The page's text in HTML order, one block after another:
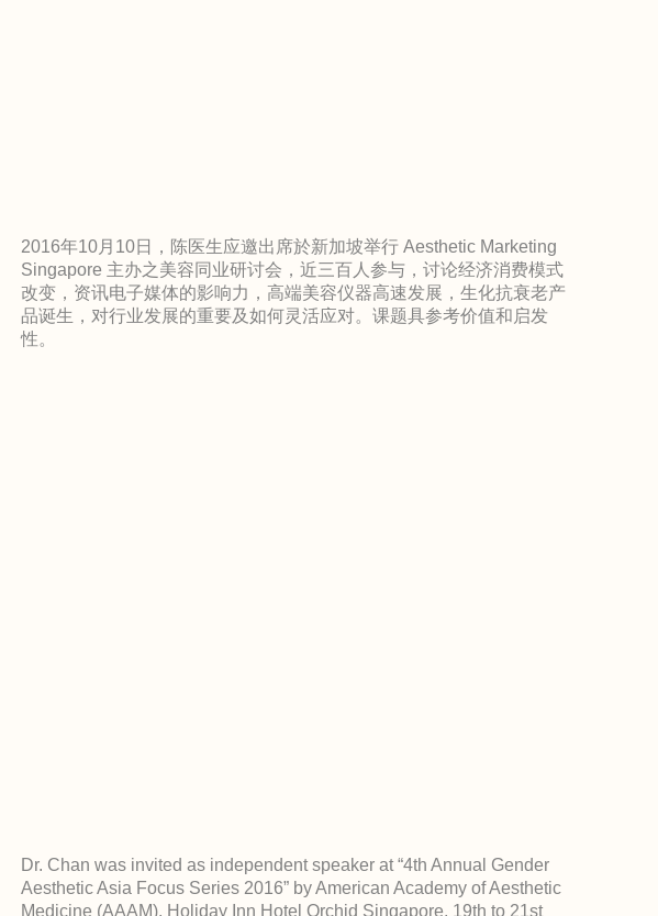
2016年10月10日，陈医生应邀出席於新加坡举行 Aesthetic Marketing
Singapore 主办之美容同业研讨会，近三百人参与，讨论经济消费模式
改变，资讯电子媒体的影响力，高端美容仪器高速发展，生化抗衰老产
品诞生，对行业发展的重要及如何灵活应对。课题具参考价值和启发
性。
Dr. Chan was invited as independent speaker at “4th Annual Gender
Aesthetic Asia Focus Series 2016” by American Academy of Aesthetic
Medicine (AAAM), Holiday Inn Hotel Orchid Singapore, 19th to 21st